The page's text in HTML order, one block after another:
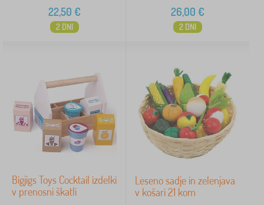
22,50 €
2 DNI
26,00 €
2 DNI
Bigjigs Toys Cocktail izdelki
v prenosni škatli
Leseno sadje in zelenjava
v košari 21 kom